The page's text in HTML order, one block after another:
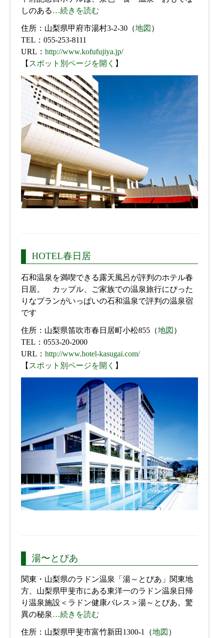
しのある…続きを読む
住所：山梨県甲府市湯村3-2-30（地図 ）
TEL：055-253-8111
URL： http://www.kofufujiya.jp/
【 スポット別ページを開く 】
HOTEL春日居
石和温泉を満喫できる露天風呂が評判のホテル春
日居。 カップル、ご家族での温泉旅行にぴった
りなプランがいっぱいの石和温泉で評判の温泉宿
です
住所：山梨県笛吹市春日居町小松855（地図 ）
TEL：0553-20-2000
URL： http://www.hotel-kasugai.com/
【 スポット別ページを開く 】
湯〜とぴあ
関東・山梨県のラドン温泉「湯～とぴあ」関東地
方、山梨県甲斐市にある東洋一のラドン温泉日帰
り温泉施設＜ラドン健康パレス＞湯～とぴあ。驚
異の秘泉…続きを読む
住所：山梨県甲斐市富竹新田1300-1（地図 ）